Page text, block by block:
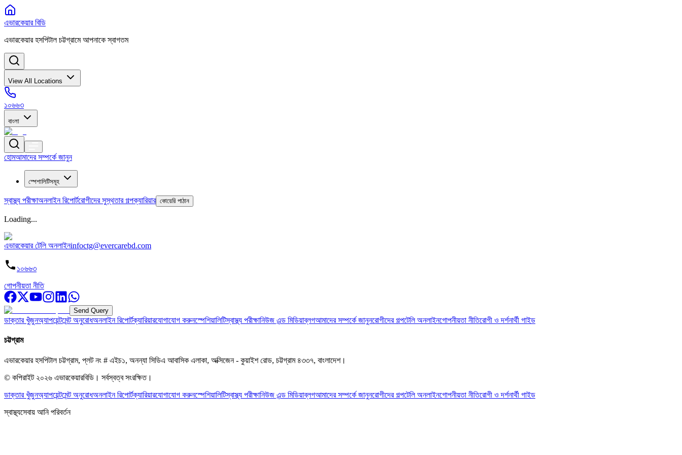
এভারকেয়ার বিডি
এভারকেয়ার হসপিটাল চট্টগ্রামে আপনাকে স্বাগতম
View All Locations
১০৬৬৩
বাংলা
হোমআমাদের সম্পর্কে জানুন
স্পেশালিটিসমূহ
স্বাস্থ্য পরীক্ষাঅনলাইন রিপোর্টরোগীদের সুস্থতার গল্পক্যারিয়ার কোয়েরি পাঠান
Loading...
এভারকেয়ার টেলি অনলাইনinfoctg@evercarebd.com
১০৬৬৩
গোপনীয়তা নীতি
Send Query
ডাক্তার খুঁজুনঅ্যাপয়েন্টমেন্ট অনুরোধঅনলাইন রিপোর্টক্যারিয়ারযোগাযোগ করুনস্পেশিয়ালিটিস্বাস্থ্য পরীক্ষানিউজ এন্ড মিডিয়াব্লগআমাদের সম্পর্কে জানুনরোগীদের গল্পটেলি অনলাইনগোপনীয়তা নীতিরোগী ও দর্শনার্থী গাইড
চট্টগ্রাম
এভারকেয়ার হসপিটাল চট্টগ্রাম, প্লট নং # এইচ১, অনন্যা সিডিএ আবাসিক এলাকা, অক্সিজেন - কুয়াইশ রোড, চট্টগ্রাম ৪৩৩৭, বাংলাদেশ।
© কপিরাইট ২০২৬ এভারকেয়ারবিডি। সর্বস্বত্ব সংরক্ষিত।
ডাক্তার খুঁজুনঅ্যাপয়েন্টমেন্ট অনুরোধঅনলাইন রিপোর্টক্যারিয়ারযোগাযোগ করুনস্পেশিয়ালিটিস্বাস্থ্য পরীক্ষানিউজ এন্ড মিডিয়াব্লগআমাদের সম্পর্কে জানুনরোগীদের গল্পটেলি অনলাইনগোপনীয়তা নীতিরোগী ও দর্শনার্থী গাইড
স্বাস্থ্যসেবায় আনি পরিবর্তন